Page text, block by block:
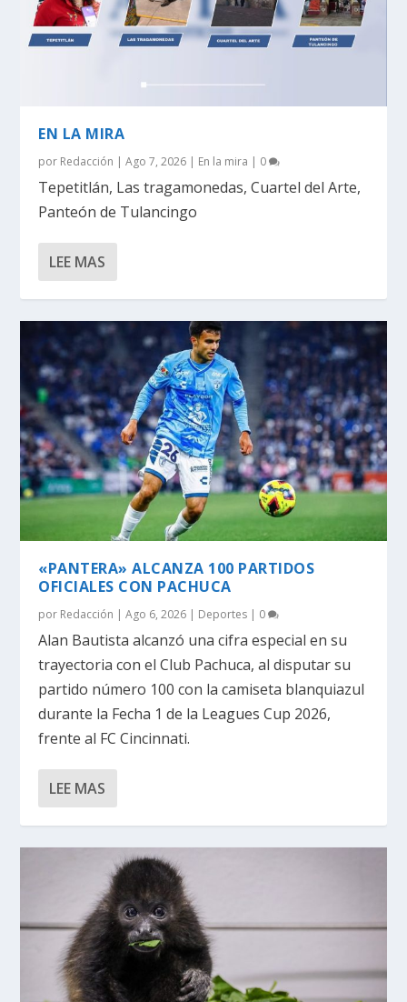
EN LA MIRA
por Redacción |Ago 7, 2026 | En la mira | 0
Tepetitlán, Las tragamonedas, Cuartel del Arte,
Panteón de Tulancingo
LEE MAS
«PANTERA» ALCANZA 100 PARTIDOS
OFICIALES CON PACHUCA
por Redacción |Ago 6, 2026 | Deportes | 0
Alan Bautista alcanzó una cifra especial en su
trayectoria con el Club Pachuca, al disputar su
partido número 100 con la camiseta blanquiazul
durante la Fecha 1 de la Leagues Cup 2026,
frente al FC Cincinnati.
LEE MAS